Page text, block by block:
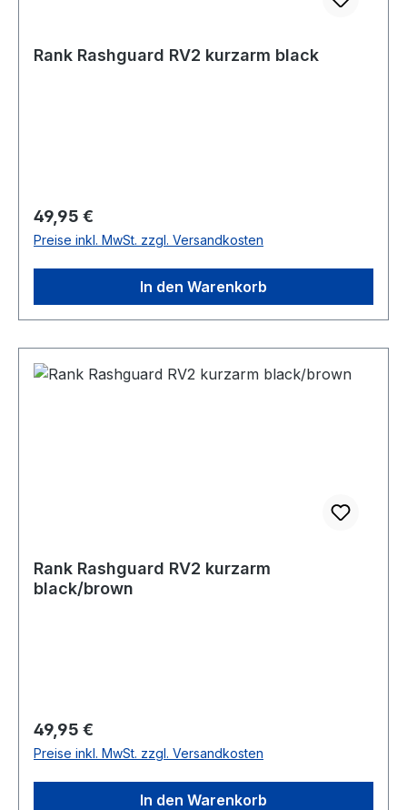
Rank Rashguard RV2 kurzarm black
Regulärer Preis:
49,95 €
Preise inkl. MwSt. zzgl. Versandkosten
In den Warenkorb
Rank Rashguard RV2 kurzarm
black/brown
Regulärer Preis:
49,95 €
Preise inkl. MwSt. zzgl. Versandkosten
In den Warenkorb